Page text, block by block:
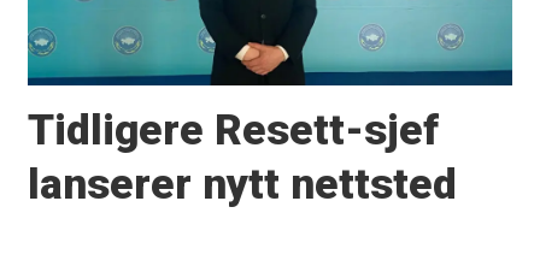
Tidligere Resett-sjef
lanserer nytt nettsted